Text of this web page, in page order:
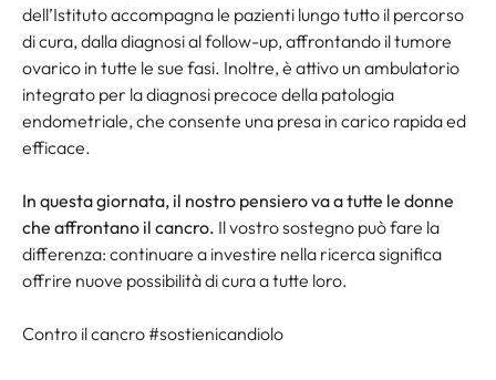
dell’Istituto accompagna le pazienti lungo tutto il percorso
di cura, dalla diagnosi al follow-up, affrontando il tumore
ovarico in tutte le sue fasi. Inoltre, è attivo un ambulatorio
integrato per la diagnosi precoce della patologia
endometriale, che consente una presa in carico rapida ed
efficace.
In questa giornata, il nostro pensiero va a tutte le donne
che affrontano il cancro. Il vostro sostegno può fare la
differenza: continuare a investire nella ricerca significa
offrire nuove possibilità di cura a tutte loro.
Contro il cancro #sostienicandiolo